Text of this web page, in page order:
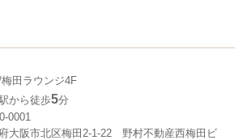
田ラウンジ4F
から徒歩5分
0001
大阪市北区梅田2-1-22 野村不動産西梅田ビ